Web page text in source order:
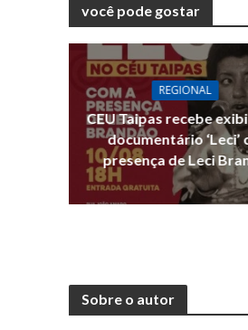
você pode gostar
REGIONAL
CEU Taipas recebe
documentário ‘Leci’
presença de Leci
Sobre o autor